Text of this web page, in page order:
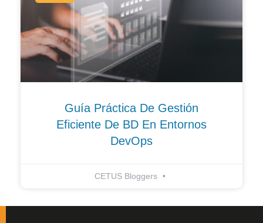
Guía Práctica De Gestión
Eficiente De BD En Entornos
DevOps
CETUS Bloggers